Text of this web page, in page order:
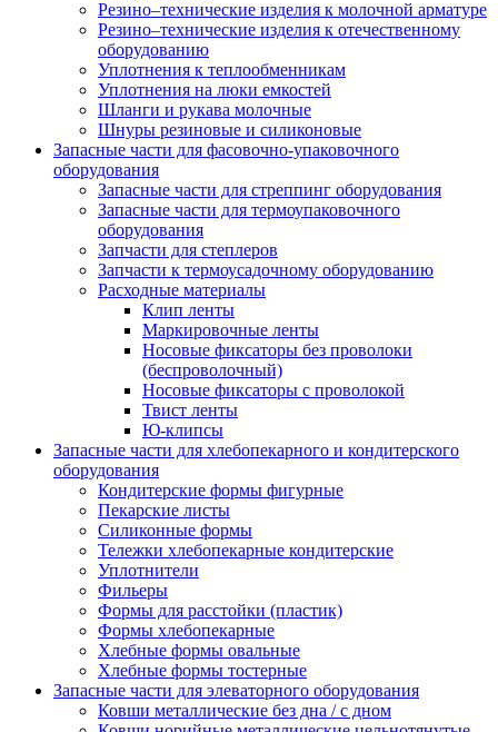
Резино–технические изделия к молочной арматуре
Резино–технические изделия к отечественному
оборудованию
Уплотнения к теплообменникам
Уплотнения на люки емкостей
Шланги и рукава молочные
Шнуры резиновые и силиконовые
Запасные части для фасовочно-упаковочного
оборудования
Запасные части для стреппинг оборудования
Запасные части для термоупаковочного
оборудования
Запчасти для степлеров
Запчасти к термоусадочному оборудованию
Расходные материалы
Клип ленты
Маркировочные ленты
Носовые фиксаторы без проволоки
(беспроволочный)
Носовые фиксаторы с проволокой
Твист ленты
Ю-клипсы
Запасные части для хлебопекарного и кондитерского
оборудования
Кондитерские формы фигурные
Пекарские листы
Силиконные формы
Тележки хлебопекарные кондитерские
Уплотнители
Фильеры
Формы для расстойки (пластик)
Формы хлебопекарные
Хлебные формы овальные
Хлебные формы тостерные
Запасные части для элеваторного оборудования
Ковши металлические без дна / с дном